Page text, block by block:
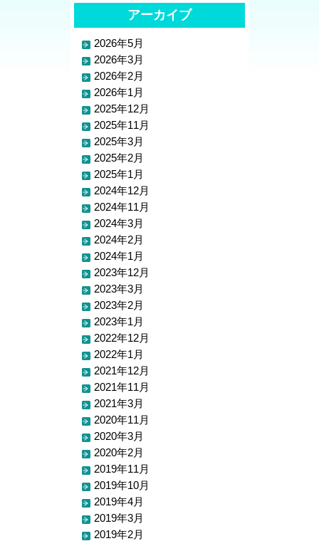
アーカイブ
2026年5月
2026年3月
2026年2月
2026年1月
2025年12月
2025年11月
2025年3月
2025年2月
2025年1月
2024年12月
2024年11月
2024年3月
2024年2月
2024年1月
2023年12月
2023年3月
2023年2月
2023年1月
2022年12月
2022年1月
2021年12月
2021年11月
2021年3月
2020年11月
2020年3月
2020年2月
2019年11月
2019年10月
2019年4月
2019年3月
2019年2月